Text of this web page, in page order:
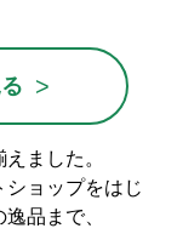
>
ました。
ョップをはじ
品まで、